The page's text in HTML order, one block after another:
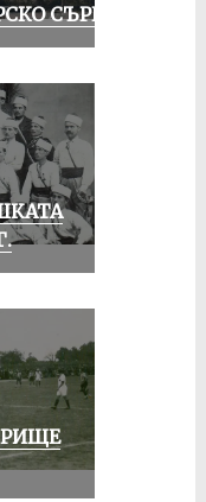
СЪРЦЕ